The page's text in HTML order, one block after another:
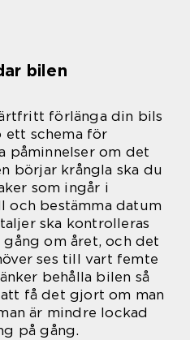
bilen
förlänga din bils
schema för
påminnelser om det
börjar krångla ska du
som ingår i
och bestämma datum
ska kontrolleras
gång om året, och det
ses till vart femte
behålla bilen så
få det gjort om man
är mindre lockad
på gång.